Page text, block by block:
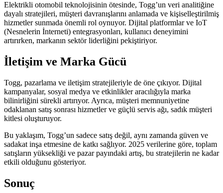
Elektrikli otomobil teknolojisinin ötesinde, Togg’un veri analitiğine
dayalı stratejileri, müşteri davranışlarını anlamada ve kişiselleştirilmiş
hizmetler sunmada önemli rol oynuyor. Dijital platformlar ve IoT
(Nesnelerin İnterneti) entegrasyonları, kullanıcı deneyimini
artırırken, markanın sektör liderliğini pekiştiriyor.
İletişim ve Marka Gücü
Togg, pazarlama ve iletişim stratejileriyle de öne çıkıyor. Dijital
kampanyalar, sosyal medya ve etkinlikler aracılığıyla marka
bilinirliğini sürekli artırıyor. Ayrıca, müşteri memnuniyetine
odaklanan satış sonrası hizmetler ve güçlü servis ağı, sadık müşteri
kitlesi oluşturuyor.
Bu yaklaşım, Togg’un sadece satış değil, aynı zamanda güven ve
sadakat inşa etmesine de katkı sağlıyor. 2025 verilerine göre, toplam
satışların yüksekliği ve pazar payındaki artış, bu stratejilerin ne kadar
etkili olduğunu gösteriyor.
Sonuç